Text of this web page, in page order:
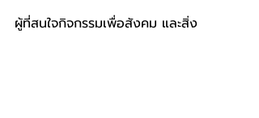
ผู้ที่สนใจกิจกรรมเพื่อสังคม และสิ่ง